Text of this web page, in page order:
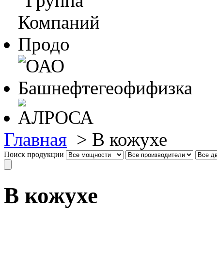
Главная > В кожухе
Поиск продукции
В кожухе